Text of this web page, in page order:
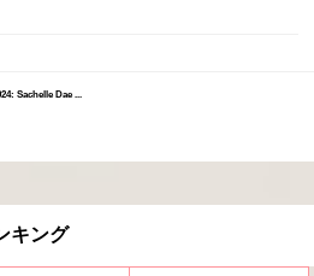
Sachelle Dae ...
キング